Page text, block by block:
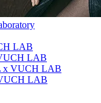
LAB
LAB
x VUCH LAB
LAB